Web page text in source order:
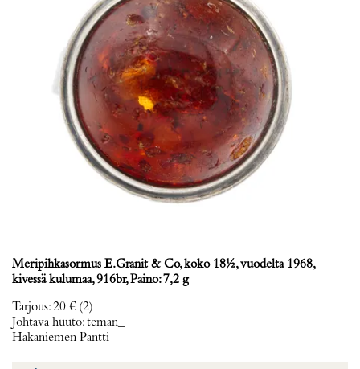
Meripihkasormus E.Granit & Co, koko 18½, vuodelta 1968,
kivessä kulumaa, 916br, Paino: 7,2 g
Tarjous:20 € (2)
Johtava huuto:teman_
Hakaniemen Pantti